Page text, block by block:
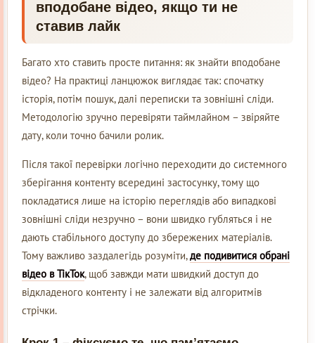
вподобане відео, якщо ти не
ставив лайк
Багато хто ставить просте питання: як знайти вподобане
відео? На практиці ланцюжок виглядає так: спочатку
історія, потім пошук, далі переписки та зовнішні сліди.
Методологію зручно перевіряти таймлайном – звіряйте
дату, коли точно бачили ролик.
Після такої перевірки логічно переходити до системного
зберігання контенту всередині застосунку, тому що
покладатися лише на історію переглядів або випадкові
зовнішні сліди незручно – вони швидко губляться і не
дають стабільного доступу до збережених матеріалів.
Тому важливо заздалегідь розуміти,де подивитися обрані
відео в ТікТок, щоб завжди мати швидкий доступ до
відкладеного контенту і не залежати від алгоритмів
стрічки.